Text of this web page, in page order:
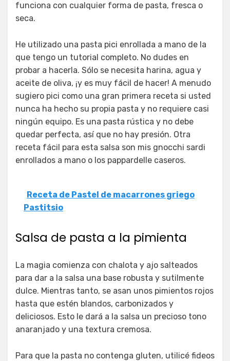
funciona con cualquier forma de pasta, fresca o
seca.
He utilizado una pasta pici enrollada a mano de la
que tengo un tutorial completo. No dudes en
probar a hacerla. Sólo se necesita harina, agua y
aceite de oliva, ¡y es muy fácil de hacer! A menudo
sugiero pici como una gran primera receta si usted
nunca ha hecho su propia pasta y no requiere casi
ningún equipo. Es una pasta rústica y no debe
quedar perfecta, así que no hay presión. Otra
receta fácil para esta salsa son mis gnocchi sardi
enrollados a mano o los pappardelle caseros.
Receta de Pastel de macarrones griego
Pastitsio
Salsa de pasta a la pimienta
La magia comienza con chalota y ajo salteados
para dar a la salsa una base robusta y sutilmente
dulce. Mientras tanto, se asan unos pimientos rojos
hasta que estén blandos, carbonizados y
deliciosos. Esto le dará a la salsa un precioso tono
anaranjado y una textura cremosa.
Para que la pasta no contenga gluten, utilicé fideos